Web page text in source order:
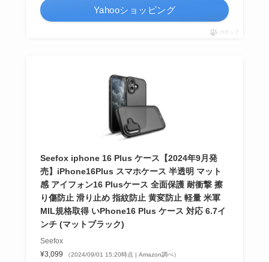
Yahooショッピング
ポチップ
Seefox iphone 16 Plus ケース【2024年9月発
売】iPhone16Plus スマホケース 半透明 マット
感 アイフォン16 Plusケース 全面保護 耐衝撃 擦
り傷防止 滑り止め 指紋防止 黄変防止 軽量 米軍
MIL規格取得 いPhone16 Plus ケース 対応 6.7イ
ンチ (マットブラック)
Seefox
¥3,099
（2024/09/01 15:20時点 | Amazon調べ）